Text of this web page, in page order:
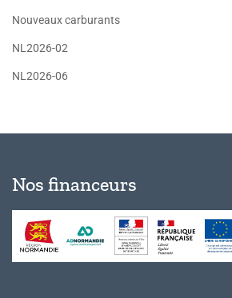
Nouveaux carburants
NL2026-02
NL2026-06
Nos financeurs